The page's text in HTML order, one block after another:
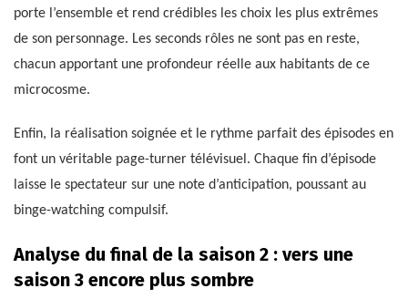
porte l’ensemble et rend crédibles les choix les plus extrêmes
de son personnage. Les seconds rôles ne sont pas en reste,
chacun apportant une profondeur réelle aux habitants de ce
microcosme.
Enfin, la réalisation soignée et le rythme parfait des épisodes en
font un véritable page-turner télévisuel. Chaque fin d’épisode
laisse le spectateur sur une note d’anticipation, poussant au
binge-watching compulsif.
Analyse du final de la saison 2 : vers une
saison 3 encore plus sombre